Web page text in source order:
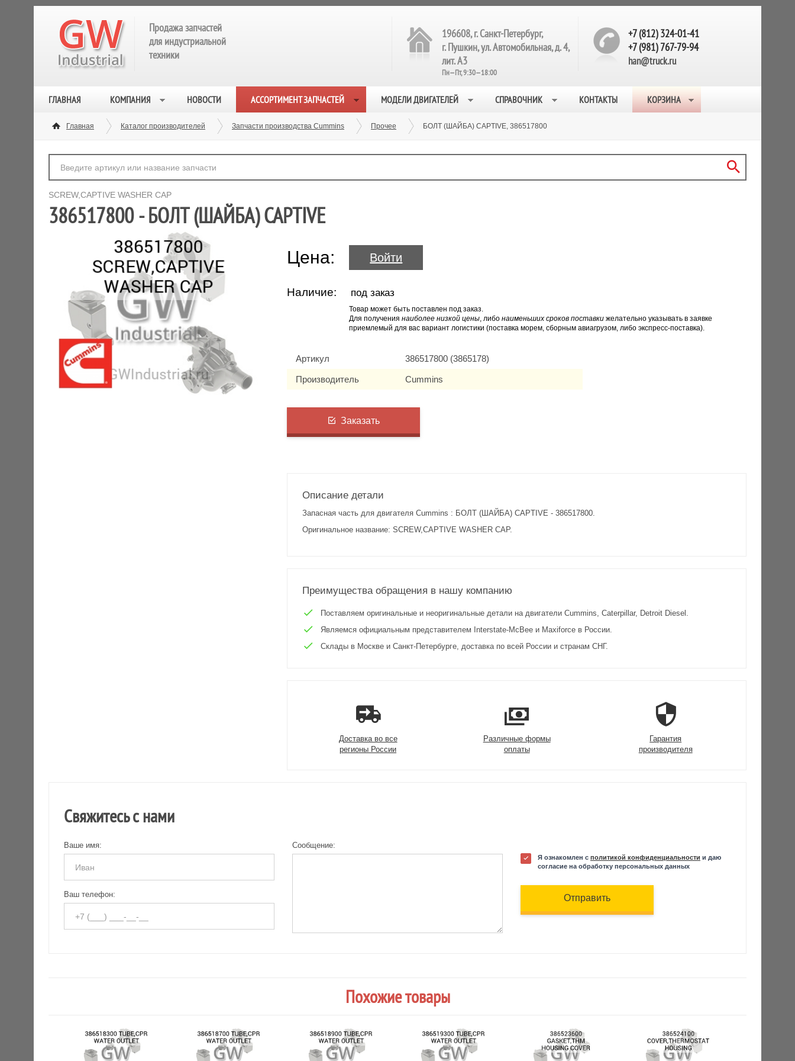
Продажа запчастей
для индустриальной
техники
196608, г. Санкт-Петербург,
г. Пушкин, ул. Автомобильная, д. 4,
лит. А3
Пн—Пт, 9:30—18:00
+7 (812) 324-01-41
+7 (981) 767-79-94
han@truck.ru
ГЛАВНАЯ КОМПАНИЯ НОВОСТИ АССОРТИМЕНТ ЗАПЧАСТЕЙ МОДЕЛИ ДВИГАТЕЛЕЙ СПРАВОЧНИК КОНТАКТЫ КОРЗИНА
Главная Каталог производителей Запчасти производства Cummins Прочее БОЛТ (ШАЙБА) CAPTIVE, 386517800
SCREW,CAPTIVE WASHER CAP
386517800 - БОЛТ (ШАЙБА) CAPTIVE
Цена: Войти
Наличие: под заказ
Товар может быть поставлен под заказ.
Для получениянаиболее низкой цены, либонаименьших сроков поставки желательно указывать в заявке
приемлемый для вас вариант логистики (поставка морем, сборным авиагрузом, либо экспресс-поставка).
Артикул 386517800 (3865178)
Производитель Cummins
Заказать
Описание детали
Запасная часть для двигателя Cummins : БОЛТ (ШАЙБА) CAPTIVE - 386517800.
Оригинальное название: SCREW,CAPTIVE WASHER CAP.
Преимущества обращения в нашу компанию
Поставляем оригинальные и неоригинальные детали на двигатели Cummins, Caterpillar, Detroit Diesel.
Являемся официальным представителем Interstate-McBee и Maxiforce в России.
Склады в Москве и Санкт-Петербурге, доставка по всей России и странам СНГ.
Доставка во все
регионы России
Различные формы
оплаты
Гарантия
производителя
Свяжитесь с нами
Ваше имя:
Ваш телефон:
Сообщение:
Я ознакомлен с политикой конфиденциальности и даю
согласие на обработку персональных данных
Отправить
Похожие товары